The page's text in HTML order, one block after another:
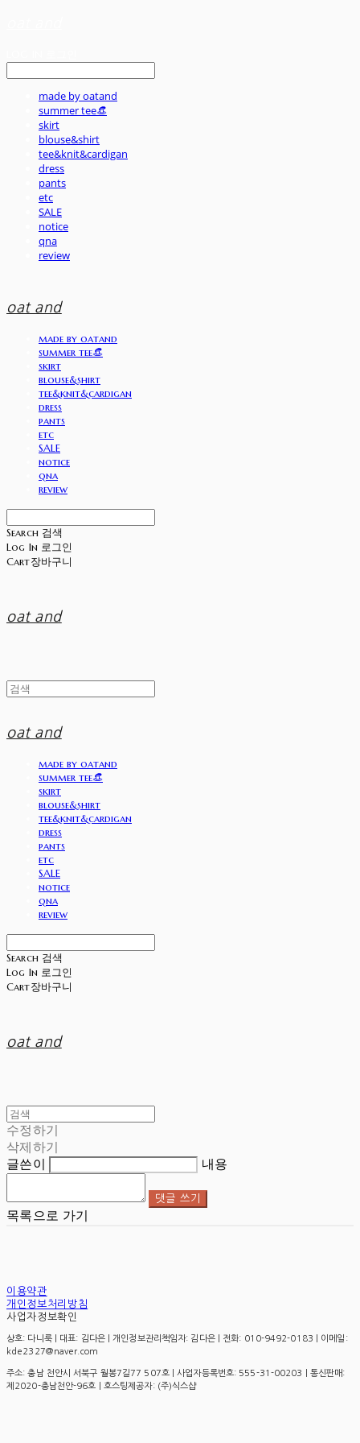
made by oatand
summer tee👒
skirt
blouse&shirt
tee&knit&cardigan
dress
pants
etc
SALE
notice
qna
review
oat and
made by oatand
summer tee👒
skirt
blouse&shirt
tee&knit&cardigan
dress
pants
etc
SALE
notice
qna
review
Search 검색
Log In 로그인
Cart장바구니
oat and
oat and
made by oatand
summer tee👒
skirt
blouse&shirt
tee&knit&cardigan
dress
pants
etc
SALE
notice
qna
review
Search 검색
Log In 로그인
Cart장바구니
oat and
수정하기
삭제하기
글쓴이
내용
댓글 쓰기
목록으로 가기
이용약관
개인정보처리방침
사업자정보확인
상호: 다니룩 | 대표: 김다은 | 개인정보관리책임자: 김다은 | 전화: 010-9492-0183 | 이메일:
kde2327@naver.com
주소: 충남 천안시 서북구 월봉7길77 507호 | 사업자등록번호: 555-31-00203
| 통신판매:
제2020-충남천안-96호 | 호스팅제공자: (주)식스샵